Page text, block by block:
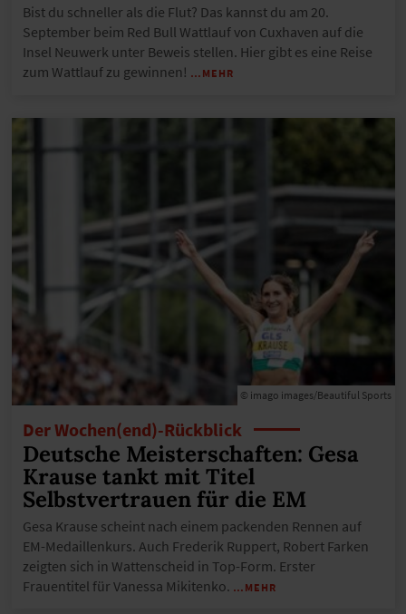
Bist du schneller als die Flut? Das kannst du am 20.
September beim Red Bull Wattlauf von Cuxhaven auf die
Insel Neuwerk unter Beweis stellen. Hier gibt es eine Reise
zum Wattlauf zu gewinnen! …MEHR
© imago images/Beautiful Sports
Der Wochen(end)-Rückblick
Deutsche Meisterschaften: Gesa
Krause tankt mit Titel
Selbstvertrauen für die EM
Gesa Krause scheint nach einem packenden Rennen auf
EM-Medaillenkurs. Auch Frederik Ruppert, Robert Farken
zeigten sich in Wattenscheid in Top-Form. Erster
Frauentitel für Vanessa Mikitenko. …MEHR